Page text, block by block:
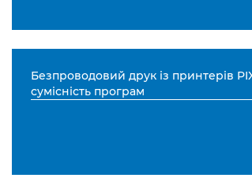
Безпроводовий друк із принтерів
сумісність програм